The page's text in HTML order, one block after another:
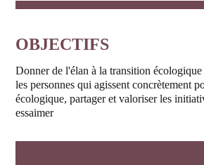
OBJECTIFS
Donner de l'élan à la transition écologique
les personnes qui agissent concrètement
écologique, partager et valoriser les
essaimer